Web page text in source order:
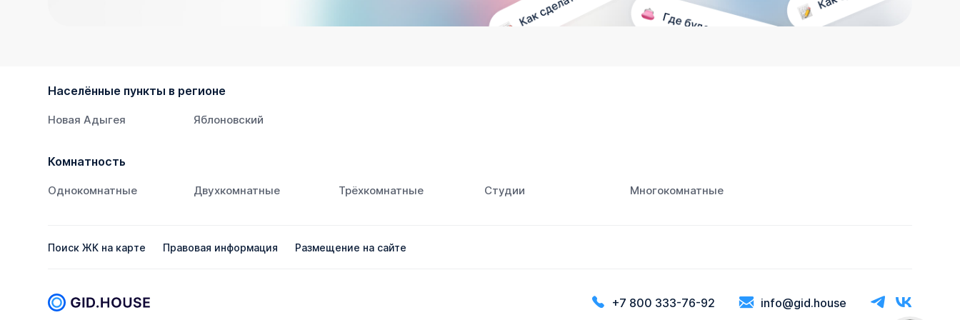
Населённые пункты в регионе
Новая Адыгея Яблоновский
Комнатность
Однокомнатные Двухкомнатные Трёхкомнатные Студии Многокомнатные
Поиск ЖК на карте Правовая информация Размещение на сайте
+7 800 333-76-92 info@gid.house